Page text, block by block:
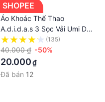
SHOPEE
Áo Khoác Thể Thao
A.d.i.d.a.s 3 Sọc Vải Umi Dày
Dặn Co Giãn. Áo Khoác
Bomber Das Nam Nữ Form
Dáng Unisex Siêu Hot.
(135)
40.000 ₫ -50%
20.000₫
Đã bán 12